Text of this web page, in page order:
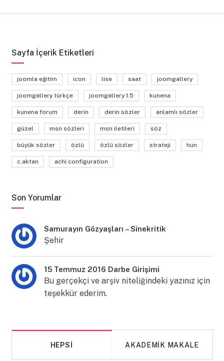
Sayfa İçerik Etiketleri
joomla eğitim icon lise saat joomgallery
joomgallery türkçe joomgallery 1.5 kunena
kunena forum derin derin sözler anlamlı sözler
güzel msn sözleri msn iletileri söz
büyük sözler özlü özlü sözler strateji hun
c.aktan achi configuration
Son Yorumlar
Samurayın Gözyaşları – Sinekritik
Şehir
15 Temmuz 2016 Darbe Girişimi
Bu gerçekçi ve arşiv niteliğindeki yazınız için
teşekkür ederim.
HEPSI AKADEMIK MAKALE